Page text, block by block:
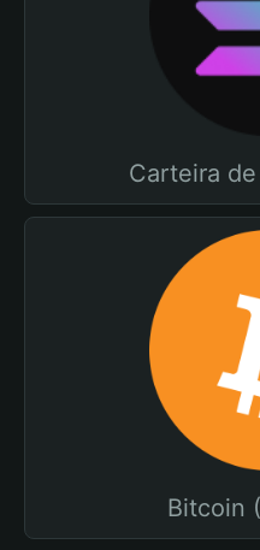
Carteira
Bitcoin